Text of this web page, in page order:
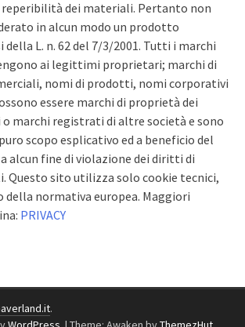
dei materiali. Pertanto non
in alcun modo un prodotto
L. n. 62 del 7/3/2001. Tutti i marchi
ai legittimi proprietari; marchi di
nomi di prodotti, nomi corporativi
essere marchi di proprietà dei
marchi registrati di altre società e sono
scopo esplicativo ed a beneficio del
alcun fine di violazione dei diritti di
Questo sito utilizza solo cookie tecnici,
normativa europea. Maggiori
PRIVACY
.